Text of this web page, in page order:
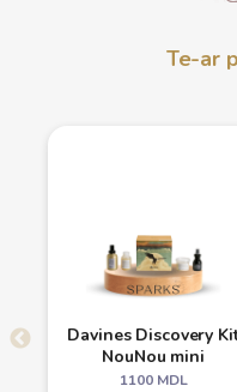
Te-ar
Davines Discovery
NouNou mini
1100MDL